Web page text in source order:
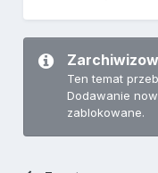
Ten temat
Dodawanie
zablokowane.